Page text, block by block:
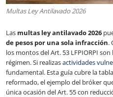
Multas Ley Antilavado 2026
Las multas ley antilavado 2026
de pesos por una sola infracción.
los montos del Art. 53 LFPIORPI
régimen. Si realizasactividades
fundamental. Esta guía cubre la
reformado, el ejemplo del bróker
única ocasión del Art. 55 con